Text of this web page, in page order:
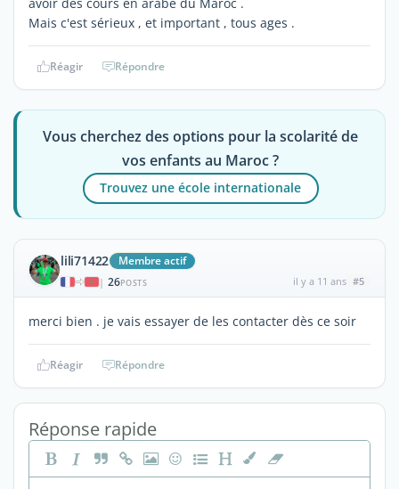
Mais c'est sérieux , et important , tous ages .
Réagir Répondre
Vous cherchez des options pour la scolarité de
vos enfants au Maroc ?
Trouvez une école internationale
lili71422 Membre actif
| 26POSTS il y a 11 ans #5
merci bien . je vais essayer de les contacter dès ce soir
Réagir Répondre
Réponse rapide